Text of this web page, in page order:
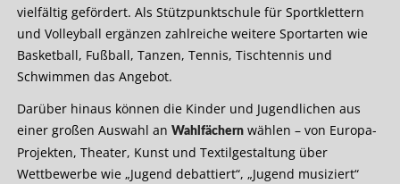
vielfältig gefördert. Als Stützpunktschule für Sportklettern
und Volleyball ergänzen zahlreiche weitere Sportarten wie
Basketball, Fußball, Tanzen, Tennis, Tischtennis und
Schwimmen das Angebot.
Darüber hinaus können die Kinder und Jugendlichen aus
einer großen Auswahl an Wahlfächernwählen – von Europa-
Projekten, Theater, Kunst und Textilgestaltung über
Wettbewerbe wie „Jugend debattiert“, „Jugend musiziert“